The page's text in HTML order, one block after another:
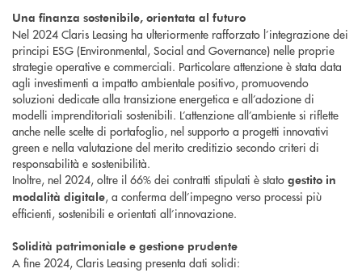
Una finanza sostenibile, orientata al futuro
Nel 2024 Claris Leasing ha ulteriormente rafforzato l’integrazione dei
principi ESG (Environmental, Social and Governance) nelle proprie
strategie operative e commerciali. Particolare attenzione è stata data
agli investimenti a impatto ambientale positivo, promuovendo
soluzioni dedicate alla transizione energetica e all’adozione di
modelli imprenditoriali sostenibili. L’attenzione all’ambiente si riflette
anche nelle scelte di portafoglio, nel supporto a progetti innovativi
green e nella valutazione del merito creditizio secondo criteri di
responsabilità e sostenibilità.
Inoltre, nel 2024, oltre il 66% dei contratti stipulati è stato gestito in
modalità digitale, a conferma dell’impegno verso processi più
efficienti, sostenibili e orientati all’innovazione.
Solidità patrimoniale e gestione prudente
A fine 2024, Claris Leasing presenta dati solidi: